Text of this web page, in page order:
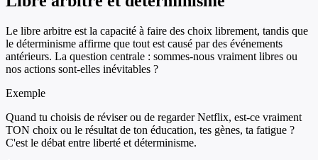
Le libre arbitre est la capacité à faire des choix librement, tandis que
le déterminisme affirme que tout est causé par des événements
antérieurs. La question centrale : sommes-nous vraiment libres ou
nos actions sont-elles inévitables ?
Exemple
Quand tu choisis de réviser ou de regarder Netflix, est-ce vraiment
TON choix ou le résultat de ton éducation, tes gènes, ta fatigue ?
C'est le débat entre liberté et déterminisme.